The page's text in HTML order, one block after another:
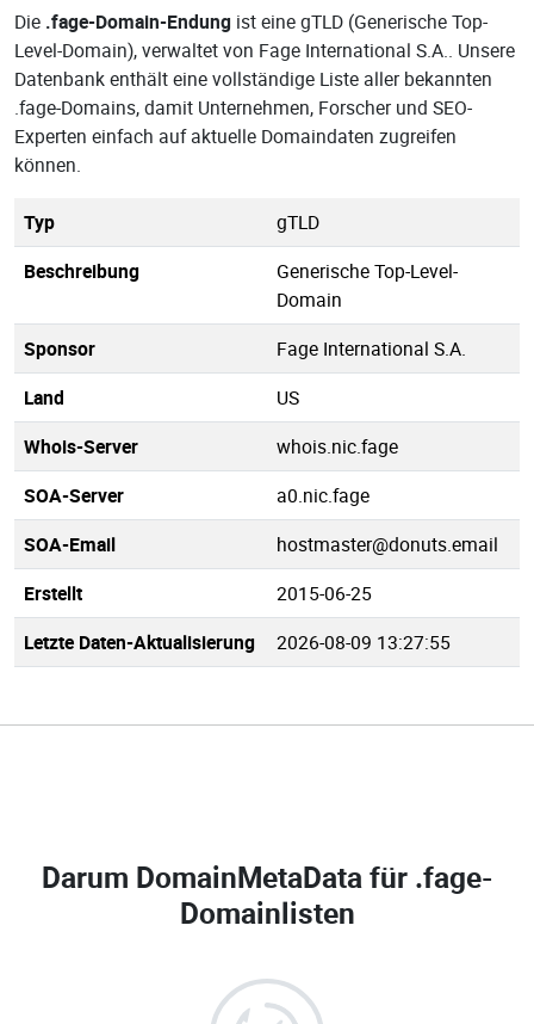
Die .fage-Domain-Endung ist eine gTLD (Generische Top-
Level-Domain), verwaltet von Fage International S.A.. Unsere
Datenbank enthält eine vollständige Liste aller bekannten
.fage-Domains, damit Unternehmen, Forscher und SEO-
Experten einfach auf aktuelle Domaindaten zugreifen
können.
Typ
gTLD
Beschreibung
Generische Top-Level-
Domain
Sponsor
Fage International S.A.
Land
US
Whois-Server
whois.nic.fage
SOA-Server
a0.nic.fage
SOA-Email
hostmaster@donuts.email
Erstellt
2015-06-25
Letzte Daten-Aktualisierung
2026-08-09 13:27:55
Darum DomainMetaData für .fage-
Domainlisten